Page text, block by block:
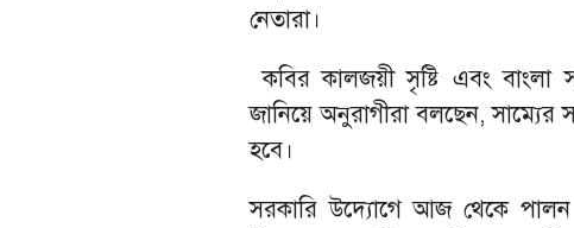
নেতারা।
‎কবির কালজয়ী সৃষ্টি এবং বাংলা
জানিয়ে অনুরাগীরা বলছেন,
হবে।
সরকারি উদ্যোগে আজ থেকে